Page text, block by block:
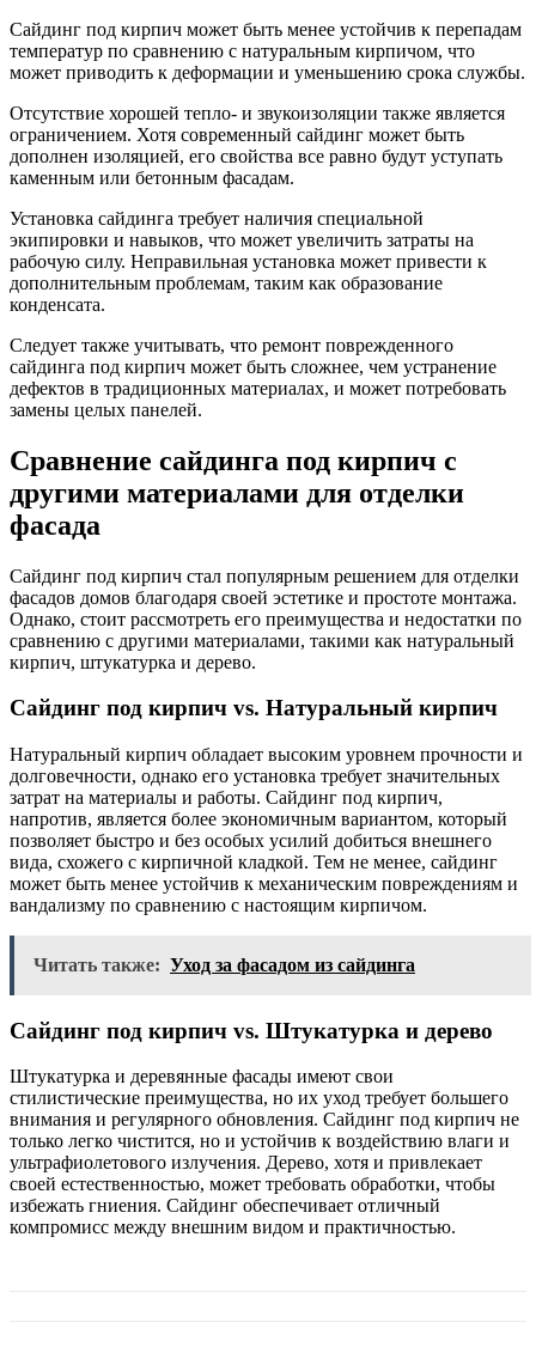
Сайдинг под кирпич может быть менее устойчив к перепадам
температур по сравнению с натуральным кирпичом, что
может приводить к деформации и уменьшению срока службы.
Отсутствие хорошей тепло- и звукоизоляции также является
ограничением. Хотя современный сайдинг может быть
дополнен изоляцией, его свойства все равно будут уступать
каменным или бетонным фасадам.
Установка сайдинга требует наличия специальной
экипировки и навыков, что может увеличить затраты на
рабочую силу. Неправильная установка может привести к
дополнительным проблемам, таким как образование
конденсата.
Следует также учитывать, что ремонт поврежденного
сайдинга под кирпич может быть сложнее, чем устранение
дефектов в традиционных материалах, и может потребовать
замены целых панелей.
Сравнение сайдинга под кирпич с
другими материалами для отделки
фасада
Сайдинг под кирпич стал популярным решением для отделки
фасадов домов благодаря своей эстетике и простоте монтажа.
Однако, стоит рассмотреть его преимущества и недостатки по
сравнению с другими материалами, такими как натуральный
кирпич, штукатурка и дерево.
Сайдинг под кирпич vs. Натуральный кирпич
Натуральный кирпич обладает высоким уровнем прочности и
долговечности, однако его установка требует значительных
затрат на материалы и работы. Сайдинг под кирпич,
напротив, является более экономичным вариантом, который
позволяет быстро и без особых усилий добиться внешнего
вида, схожего с кирпичной кладкой. Тем не менее, сайдинг
может быть менее устойчив к механическим повреждениям и
вандализму по сравнению с настоящим кирпичом.
Читать также: Уход за фасадом из сайдинга
Сайдинг под кирпич vs. Штукатурка и дерево
Штукатурка и деревянные фасады имеют свои
стилистические преимущества, но их уход требует большего
внимания и регулярного обновления. Сайдинг под кирпич не
только легко чистится, но и устойчив к воздействию влаги и
ультрафиолетового излучения. Дерево, хотя и привлекает
своей естественностью, может требовать обработки, чтобы
избежать гниения. Сайдинг обеспечивает отличный
компромисс между внешним видом и практичностью.